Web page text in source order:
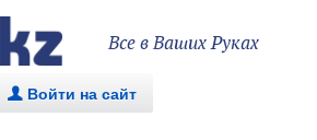
Все в Ваших Руках
. Войти на сайт